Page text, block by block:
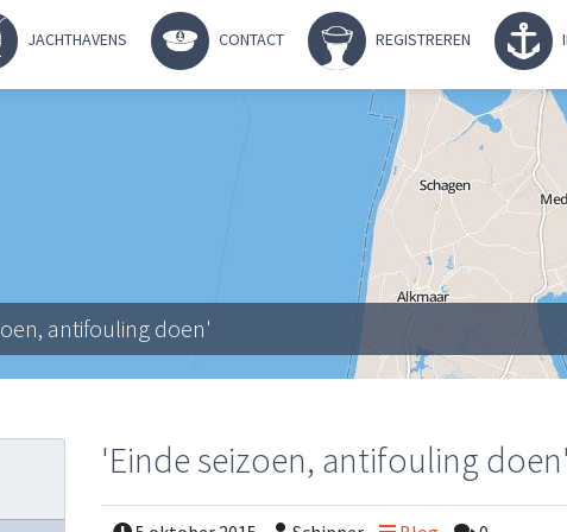
JACHTHAVENS CONTACT REGISTREREN
antifouling doen'
'Einde seizoen, antifouling doen'